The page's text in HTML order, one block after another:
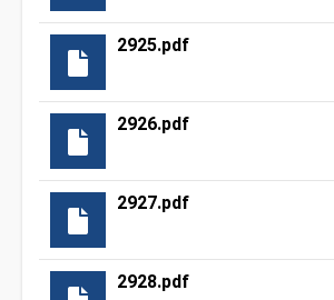
2925.pdf
2926.pdf
2927.pdf
2928.pdf